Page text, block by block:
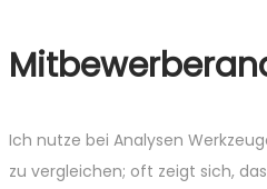
Ich nutze bei Analysen
zu vergleichen; oft zeigt sich,